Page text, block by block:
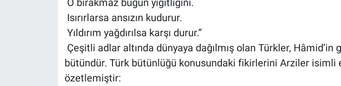
Isırırlarsa ansızın kudurur.
Yıldırım yağdırılsa karşı durur.”
Çeşitli adlar altında dünyaya dağılmış olan Türkler, Hâmid’in
bütündür. Türk bütünlüğü konusundaki fikirlerini Arziler isimli
özetlemiştir: